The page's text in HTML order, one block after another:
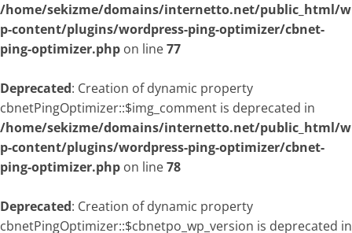
/home/sekizme/domains/internetto.net/public_html/w
p-content/plugins/wordpress-ping-optimizer/cbnet-
ping-optimizer.php on line77
Deprecated: Creation of dynamic property
cbnetPingOptimizer::$img_comment is deprecated in
/home/sekizme/domains/internetto.net/public_html/w
p-content/plugins/wordpress-ping-optimizer/cbnet-
ping-optimizer.php on line78
Deprecated: Creation of dynamic property
cbnetPingOptimizer::$cbnetpo_wp_version is deprecated in